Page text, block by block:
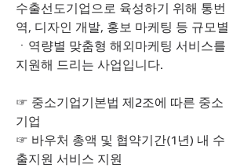
수출선도기업으로 육성하기 위해 통번
역, 디자인 개발, 홍보 마케팅 등 규모별
ㆍ역량별 맞춤형 해외마케팅 서비스를
지원해 드리는 사업입니다.
☞ 중소기업기본법 제2조에 따른 중소
기업
☞ 바우처 총액 및 협약기간(1년) 내 수
출지원 서비스 지원